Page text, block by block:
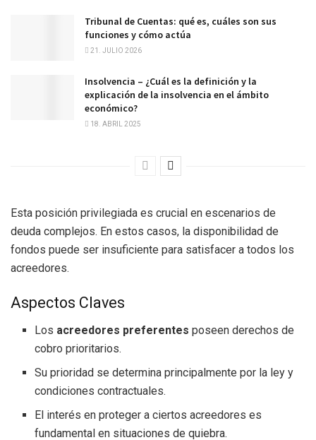
Tribunal de Cuentas: qué es, cuáles son sus
funciones y cómo actúa
21. JULIO 2026
Insolvencia – ¿Cuál es la definición y la
explicación de la insolvencia en el ámbito
económico?
18. ABRIL 2025
Esta posición privilegiada es crucial en escenarios de
deuda complejos. En estos casos, la disponibilidad de
fondos puede ser insuficiente para satisfacer a todos los
acreedores.
Aspectos Claves
Los acreedores preferentes poseen derechos de
cobro prioritarios.
Su prioridad se determina principalmente por la ley y
condiciones contractuales.
El interés en proteger a ciertos acreedores es
fundamental en situaciones de quiebra.